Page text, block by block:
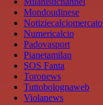
Mondoudinese
Notiziecalciomercato
Numericalcio
Padovasport
Pianetamilan
SOS Fanta
Toronews
Tuttobolognaweb
Violanews